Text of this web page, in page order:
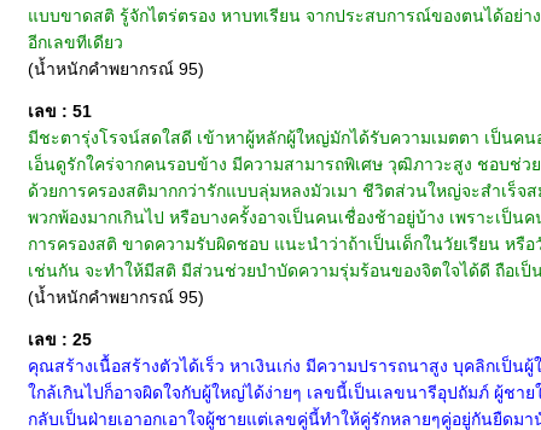
แบบขาดสติ รู้จักไตร่ตรอง หาบทเรียน จากประสบการณ์ของตนได้อย่า
อีกเลขทีเดียว
(น้ำหนักคำพยากรณ์ 95)
เลข : 51
มีชะตารุ่งโรจน์สดใสดี เข้าหาผู้หลักผู้ใหญ่มักได้รับความเมตตา เป็น
เอ็นดูรักใคร่จากคนรอบข้าง มีความสามารถพิเศษ วุฒิภาวะสูง ชอบช่
ด้วยการครองสติมากกว่ารักแบบลุ่มหลงมัวเมา ชีวิตส่วนใหญ่จะสำเร็
พวกพ้องมากเกินไป หรือบางครั้งอาจเป็นคนเชื่องช้าอยู่บ้าง เพราะเ
การครองสติ ขาดความรับผิดชอบ แนะนำว่าถ้าเป็นเด็กในวัยเรียน ห
เช่นกัน จะทำให้มีสติ มีส่วนช่วยบำบัดความรุ่มร้อนของจิตใจได้ดี ถือเป็
(น้ำหนักคำพยากรณ์ 95)
เลข : 25
คุณสร้างเนื้อสร้างตัวได้เร็ว หาเงินเก่ง มีความปรารถนาสูง บุคลิกเป็
ใกล้เกินไปก็อาจผิดใจกับผู้ใหญ่ได้ง่ายๆ เลขนี้เป็นเลขนารีอุปถัมภ์ ผู้ช
กลับเป็นฝ่ายเอาอกเอาใจผู้ชายแต่เลขคู่นี้ทำให้คู่รักหลายๆคู่อยู่กันยืด